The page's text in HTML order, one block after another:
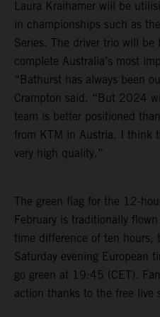
Laura Kraihamer will be
in championships such as
Series. The driver trio will be
complete Australia’s most
“Bathurst has always been
Crampton said. “But 2024
team is better positioned
from KTM in Austria. I think
very high quality.”
The green flag for the 12-
February is traditionally
time difference of ten hours,
Saturday evening European
go green at 19:45 (CET).
action thanks to the free live